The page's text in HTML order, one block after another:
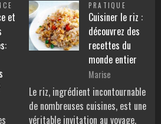
et
PRATIQUE
Cuisiner le riz :
découvrez des
recettes du
monde entier
Marise
Le riz, ingrédient incontournable
de nombreuses cuisines, est une
véritable invitation au voyage.